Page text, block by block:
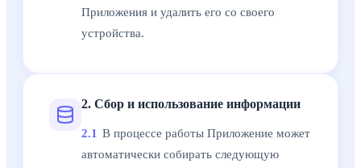
Приложения и удалить его со своего
устройства.
2. Сбор и использование информации
2.1 В процессе работы Приложение может
автоматически собирать следующую